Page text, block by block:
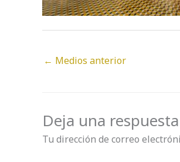
← Medios anterior
Deja una respuesta
Tu dirección de correo